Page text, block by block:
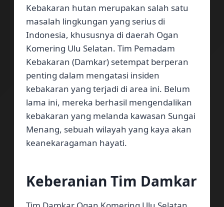
Kebakaran hutan merupakan salah satu
masalah lingkungan yang serius di
Indonesia, khususnya di daerah Ogan
Komering Ulu Selatan. Tim Pemadam
Kebakaran (Damkar) setempat berperan
penting dalam mengatasi insiden
kebakaran yang terjadi di area ini. Belum
lama ini, mereka berhasil mengendalikan
kebakaran yang melanda kawasan Sungai
Menang, sebuah wilayah yang kaya akan
keanekaragaman hayati.
Keberanian Tim Damkar